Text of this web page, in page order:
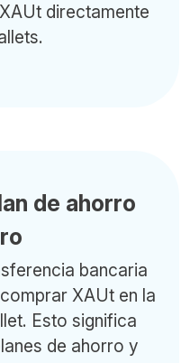
directamente
de ahorro
bancaria
XAUt en la
Esto significa
de ahorro y